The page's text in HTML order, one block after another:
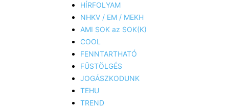
HÍRFOLYAM
NHKV / EM / MEKH
AMI SOK az SOK(K)
COOL
FENNTARTHATÓ
FÜSTÖLGÉS
JOGÁSZKODUNK
TEHU
TREND